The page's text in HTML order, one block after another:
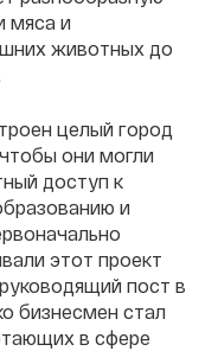
мяса и
животных до
целый город
они могли
доступ к
и
этот проект
пост в
бизнесмен стал
в сфере